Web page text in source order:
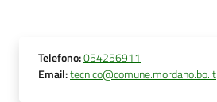
Telefono:054256911
Email:tecnico@comune.mordano.bo.it